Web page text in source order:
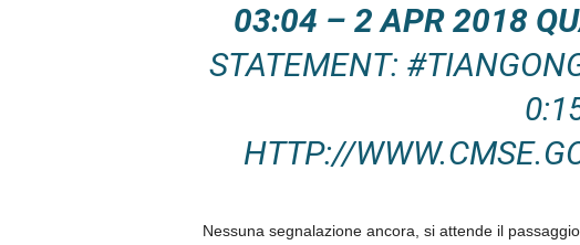
03:04 – 2 APR 2018
STATEMENT:
HTTP://
Nessuna segnalazione ancora, si attende il